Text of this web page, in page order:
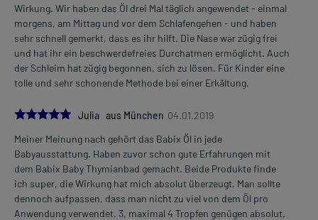
Wirkung. Wir haben das Öl drei Mal täglich angewendet - einmal
morgens, am Mittag und vor dem Schlafengehen - und haben
sehr schnell gemerkt, dass es ihr hilft. Die Nase war zügig frei
und hat ihr ein beschwerdefreies Durchatmen ermöglicht. Auch
der Schleim hat zügig begonnen, sich zu lösen. Für Kinder eine
tolle und sehr schonende Methode bei einer Erkältung.
5.0
Julia aus München 04.01.2019
Meiner Meinung nach gehört das Babix Öl in jede
Babyausstattung. Haben zuvor schon gute Erfahrungen mit
dem Babix Baby Thymianbad gemacht. Beide Produkte finde
ich super, die Wirkung hat mich absolut überzeugt. Man sollte
dennoch aufpassen, dass man nicht zu viel von dem Öl pro
Anwendung verwendet. 3, maximal 4 Tropfen genügen absolut,